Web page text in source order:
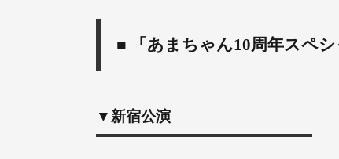
■ 「あまちゃん10周年スペシ
▼新宿公演